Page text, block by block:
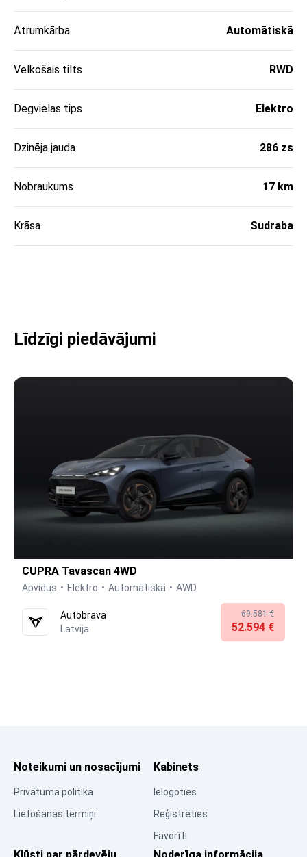
Ātrumkārba Automātiskā
Velkošais tilts RWD
Degvielas tips Elektro
Dzinēja jauda 286 zs
Nobraukums 17 km
Krāsa Sudraba
Līdzīgi piedāvājumi
CUPRA Tavascan 4WD
Apvidus Elektro Automātiskā AWD
Autobrava
Latvija
69.581 €
52.594 €
Noteikumi un nosacījumi
Privātuma politika
Lietošanas termiņi
Kabinets
Ielogoties
Reģistrēties
Favorīti